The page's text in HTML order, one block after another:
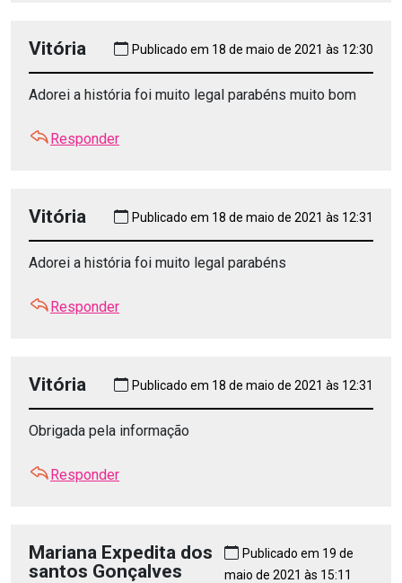
Vitória Publicado em 18 de maio de 2021 às 12:30
Adorei a história foi muito legal parabéns muito bom
Responder
Vitória Publicado em 18 de maio de 2021 às 12:31
Adorei a história foi muito legal parabéns
Responder
Vitória Publicado em 18 de maio de 2021 às 12:31
Obrigada pela informação
Responder
Mariana Expedita dos
santos Gonçalves
Publicado em 19 de
maio de 2021 às 15:11